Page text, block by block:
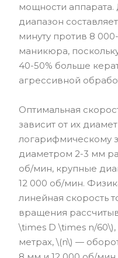
мощности
диапазон
минуту против 8
маникюра,
40-50% больше
агрессивной
Оптимальная
зависит от их
логарифмическому
диаметром 2-3 мм
об/мин, крупные
12 000 об/мин.
линейная скорость
вращения
\times D \times n/
метрах, \(n\) —